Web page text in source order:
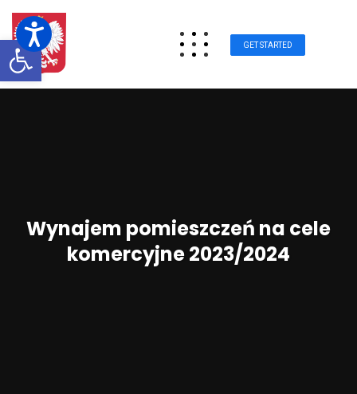
Otwórz pasek narzędziGET STARTED
Wynajem pomieszczeń na cele
komercyjne 2023/2024